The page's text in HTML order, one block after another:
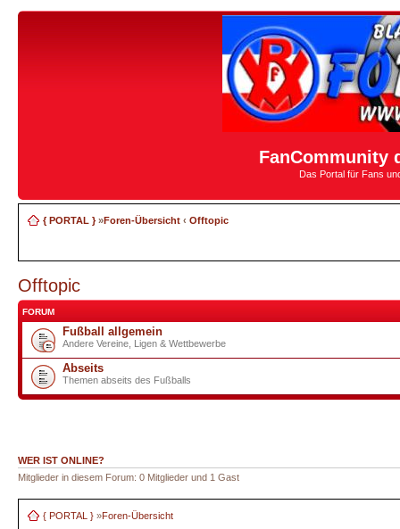
FanCommunity
Das Portal für Fans
{ PORTAL }»Foren-Übersicht ‹ Offtopic
Offtopic
FORUM
Fußball allgemein
Andere Vereine, Ligen & Wettbewerbe
Abseits
Themen abseits des Fußballs
WER IST ONLINE?
Mitglieder in diesem Forum: 0 Mitglieder und 1 Gast
{ PORTAL } »Foren-Übersicht